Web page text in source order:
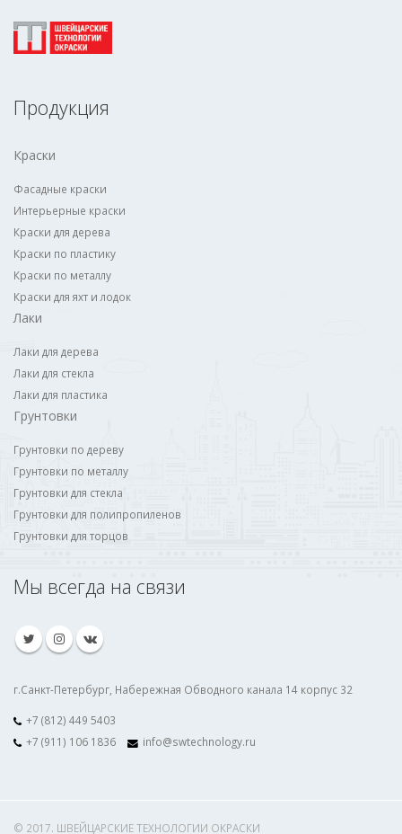
Продукция
Краски
Фасадные краски
Интерьерные краски
Краски для дерева
Краски по пластику
Краски по металлу
Краски для яхт и лодок
Лаки
Лаки для дерева
Лаки для стекла
Лаки для пластика
Грунтовки
Грунтовки по дереву
Грунтовки по металлу
Грунтовки для стекла
Грунтовки для полипропиленов
Грунтовки для торцов
Мы всегда на связи
г.Санкт-Петербург, Набережная Обводного канала 14 корпус 32
+7 (812) 449 5403
+7 (911) 106 1836
info@swtechnology.ru
© 2017. ШВЕЙЦАРСКИЕ ТЕХНОЛОГИИ ОКРАСКИ